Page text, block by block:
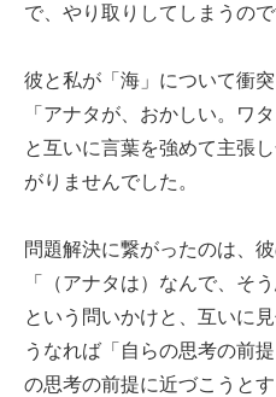
で、やり取りしてしまうので
彼と私が「海」について衝突
「アナタが、おかしい。ワ
と互いに言葉を強めて主張
がりませんでした。
問題解決に繋がったのは、
「（アナタは）なんで、そ
という問いかけと、互いに
うなれば「自らの思考の前
の思考の前提に近づこうと